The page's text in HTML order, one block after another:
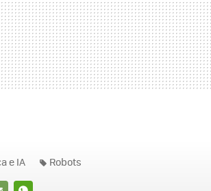
e IA Robots